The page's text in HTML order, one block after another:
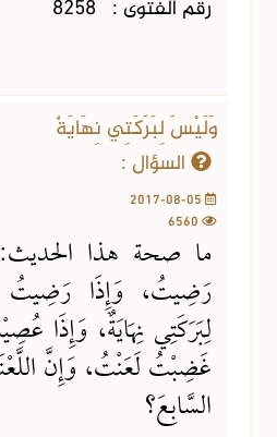
رقم الفتوى : 8258
وَلَيْسَ لِبَرَكَتِي نِهَايَةٌ
السؤال :
ما صحة هذا
رَضِيتُ، وَإِذَا
لِبَرَكَتِي نِهَايَةٌ، وَإِذَا
غَضِبْتُ لَعَنْتُ، وَإِنَّ
السَّابِعَ؟